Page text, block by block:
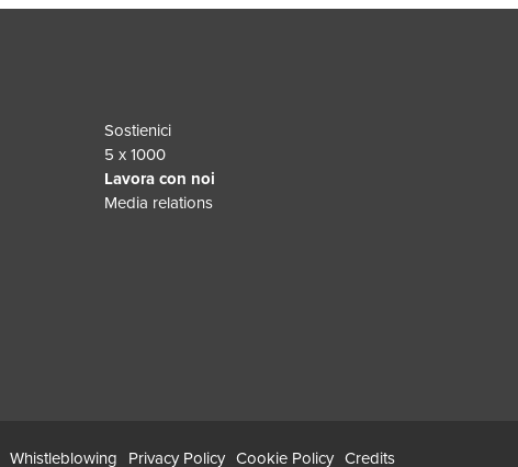
Sostienici
5 x 1000
Lavora con noi
Media relations
Whistleblowing Privacy Policy Cookie Policy Credits